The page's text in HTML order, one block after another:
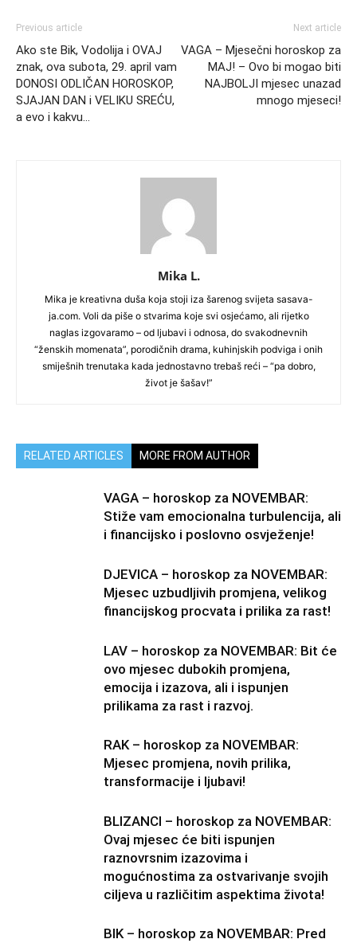
Previous article
Ako ste Bik, Vodolija i OVAJ
znak, ova subota, 29. april vam
DONOSI ODLIČAN HOROSKOP,
SJAJAN DAN i VELIKU SREĆU,
a evo i kakvu…
Next article
VAGA – Mjesečni horoskop za
MAJ! – Ovo bi mogao biti
NAJBOLJI mjesec unazad
mnogo mjeseci!
Mika L.
Mika je kreativna duša koja stoji iza šarenog svijeta sasava-
ja.com. Voli da piše o stvarima koje svi osjećamo, ali rijetko
naglas izgovaramo – od ljubavi i odnosa, do svakodnevnih
“ženskih momenata”, porodičnih drama, kuhinjskih podviga i onih
smiješnih trenutaka kada jednostavno trebaš reći – “pa dobro,
život je šašav!”
RELATED ARTICLES MORE FROM AUTHOR
VAGA – horoskop za NOVEMBAR:
Stiže vam emocionalna turbulencija, ali
i financijsko i poslovno osvježenje!
DJEVICA – horoskop za NOVEMBAR:
Mjesec uzbudljivih promjena, velikog
financijskog procvata i prilika za rast!
LAV – horoskop za NOVEMBAR: Bit će
ovo mjesec dubokih promjena,
emocija i izazova, ali i ispunjen
prilikama za rast i razvoj.
RAK – horoskop za NOVEMBAR:
Mjesec promjena, novih prilika,
transformacije i ljubavi!
BLIZANCI – horoskop za NOVEMBAR:
Ovaj mjesec će biti ispunjen
raznovrsnim izazovima i
mogućnostima za ostvarivanje svojih
ciljeva u različitim aspektima života!
BIK – horoskop za NOVEMBAR: Pred